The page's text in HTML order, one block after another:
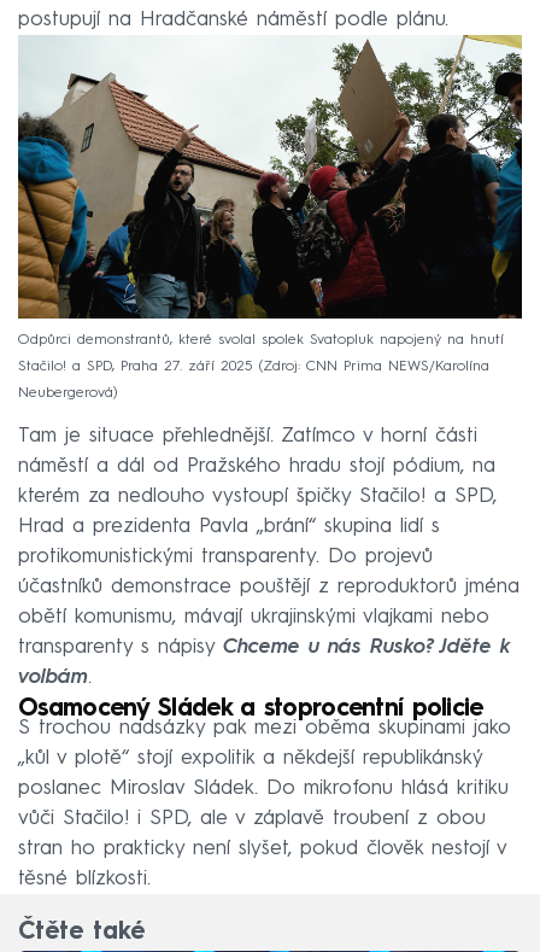
postupují na Hradčanské náměstí podle plánu.
Odpůrci demonstrantů, které svolal spolek Svatopluk napojený na hnutí
Stačilo! a SPD, Praha 27. září 2025
Zdroj: CNN Prima NEWS/Karolína
Neubergerová
Tam je situace přehlednější. Zatímco v horní části
náměstí a dál od Pražského hradu stojí pódium, na
kterém za nedlouho vystoupí špičky Stačilo! a SPD,
Hrad a prezidenta Pavla „brání“ skupina lidí s
protikomunistickými transparenty. Do projevů
účastníků demonstrace pouštějí z reproduktorů jména
obětí komunismu, mávají ukrajinskými vlajkami nebo
transparenty s nápisy Chceme u nás Rusko? Jděte k
volbám.
Osamocený Sládek a stoprocentní policie
S trochou nadsázky pak mezi oběma skupinami jako
„kůl v plotě“ stojí expolitik a někdejší republikánský
poslanec Miroslav Sládek. Do mikrofonu hlásá kritiku
vůči Stačilo! i SPD, ale v záplavě troubení z obou
stran ho prakticky není slyšet, pokud člověk nestojí v
těsné blízkosti.
Čtěte také